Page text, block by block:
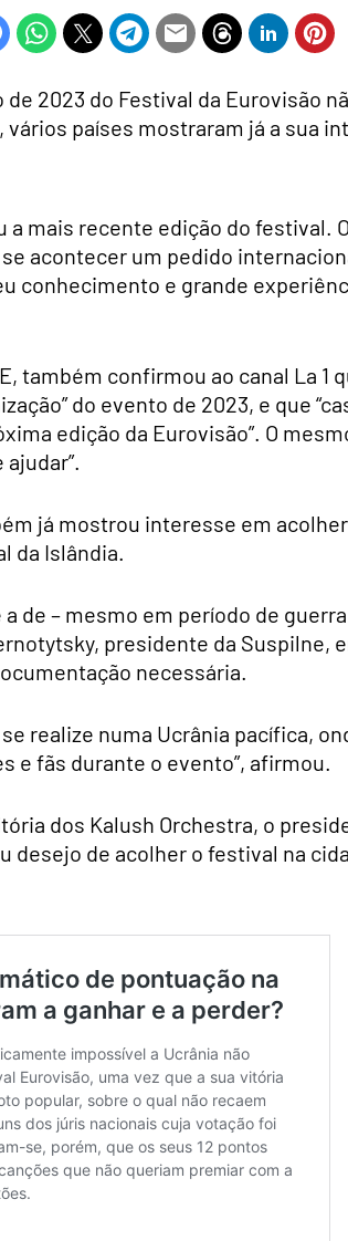
2023 do Festival da Eurovisão
países mostraram já a sua
a mais recente edição do festival.
acontecer um pedido
conhecimento e grande
também confirmou ao canal La 1
do evento de 2023, e que
edição da Eurovisão”. O
já mostrou interesse em
da Islândia.
de – mesmo em período de
presidente da Suspilne,
necessária.
realize numa Ucrânia pacífica,
e fãs durante o evento”, afirmou.
dos Kalush Orchestra, o
desejo de acolher o festival na